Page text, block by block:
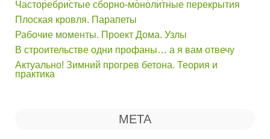
Часторебристые сборно-монолитные перекрытия
Плоская кровля. Парапеты
Рабочие моменты. Проект Дома. Узлы
В строительстве одни профаны… а я вам отвечу
Актуально! Зимний прогрев бетона. Теория и
практика
МЕТА